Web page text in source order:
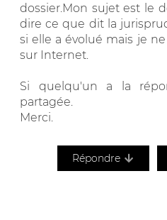
dossier.Mon sujet est le
dire ce que dit la
si elle a évolué mais je
sur Internet.
Si quelqu'un a la
partagée.
Merci.
Répondre